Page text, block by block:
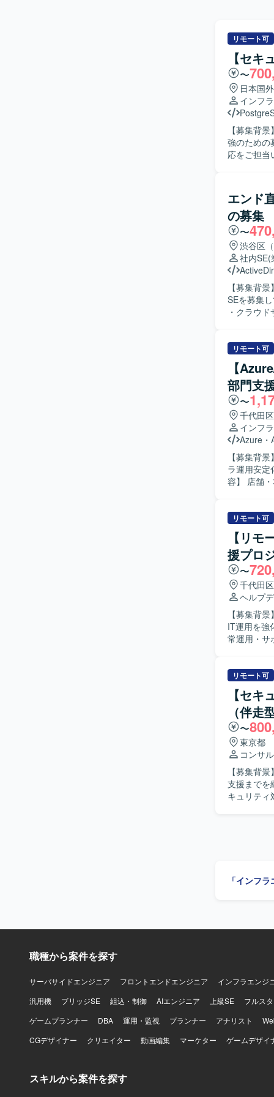
リモート可
【セ
〜
日本国外
インフ
【募集背
強のための募集です。 【作業内容】 弊社シス
応をご担当
よび通知
を基にした
物像】 セ
ただける方
推進していただける方が
DNS を対
止策の実
化や運用の脱属人化
脆弱性診断
整備とい
エンド
の募集
〜
渋谷区
社内SE(
【募集背
SEを募集しております。 【作業内容】
・クラウ
関係者と
関心を持ち、
ラウドサ
ができます
ができます。 【開発環境】 ・Google Workspace などのクラウドサービス環
行ってい
ビス環境
リモート可
【
部門支
〜
千代田
インフ
Azure ・
【募集背
ラ運用安定
容】 店舗
運用管理
だきます
育成、ベ
いただきます。 【求める人物像】 ITインフラ全般に横断的な知識
自動化を推
調整・折衝をリード
業のITイ
す。 MS系
経験をさらに深めていた
Intune）、
／PBX な
リモート可
【リ
援プロ
〜
千代田
ヘルプ
【募集背
IT運用を強化する
常運用・サ
店舗IT（POS、
体的に業
く、成長意欲のある方を
システム
験を積むこ
ルアップできる環境です。 【開発環
系ツール
リモート可
【セ
（伴走
〜
東京都
コンサル
【募集背
支援までを継
キュリティ
める方を
ュリティコ
「インフ
職種から案件を探す
サーバサイドエンジニア フロントエンドエンジニア
インフラエンジ
汎用機
ブリッジSE 組込・制御 AIエンジニア 上級SE
フルス
ゲームプランナー
DBA 運用・監視 プランナー アナリスト
CGデザイナー
クリエイター 動画編集 マーケター ゲームデザイ
スキルから案件を探す